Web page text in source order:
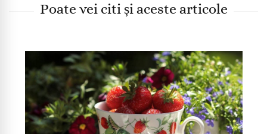
Poate vei citi și aceste articole